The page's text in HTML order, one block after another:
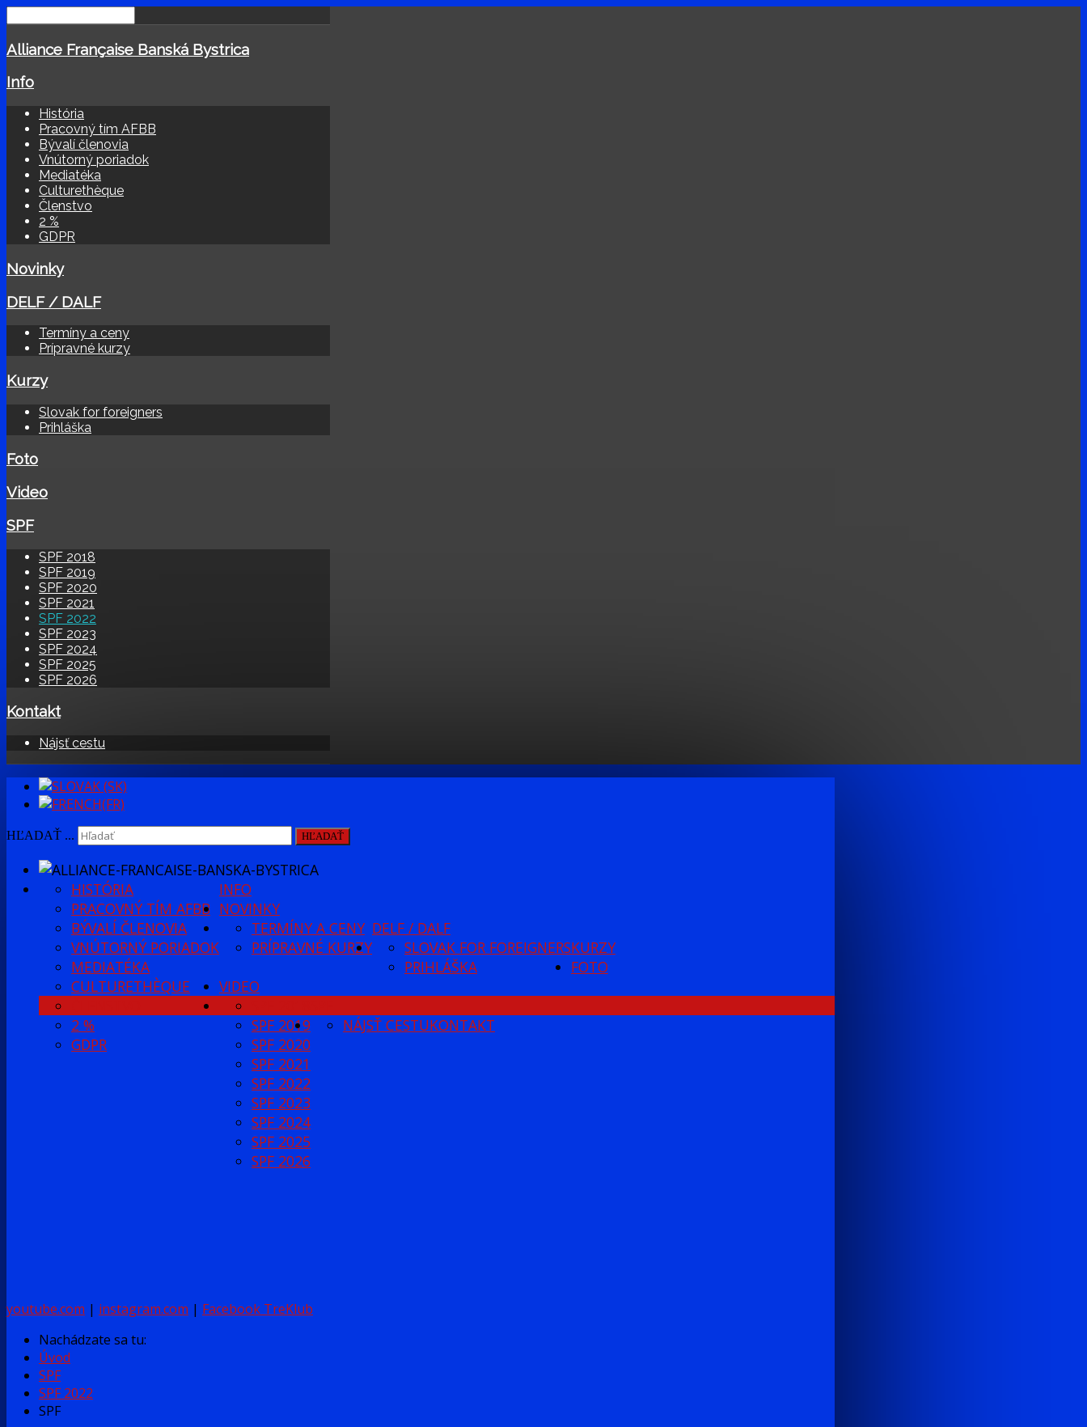
Alliance Française Banská Bystrica
Info
História
Pracovný tím AFBB
Bývalí členovia
Vnútorný poriadok
Mediatéka
Culturethèque
Členstvo
2 %
GDPR
Novinky
DELF / DALF
Termíny a ceny
Prípravné kurzy
Kurzy
Slovak for foreigners
Prihláška
Foto
Video
SPF
SPF 2018
SPF 2019
SPF 2020
SPF 2021
SPF 2022
SPF 2023
SPF 2024
SPF 2025
SPF 2026
Kontakt
Nájsť cestu
HĽADAŤ ... HĽADAŤ
INFO
HISTÓRIA
PRACOVNÝ TÍM AFBB
BÝVALÍ ČLENOVIA
VNÚTORNÝ PORIADOK
MEDIATÉKA
CULTURETHÈQUE
2 %
GDPR
NOVINKY
DELF / DALF
TERMÍNY A CENY
PRÍPRAVNÉ KURZY
KURZY
SLOVAK FOR FOREIGNERS
PRIHLÁŠKA
FOTO
VIDEO
SPF 2019
SPF 2020
SPF 2021
SPF 2022
SPF 2023
SPF 2024
SPF 2025
SPF 2026
KONTAKT
NÁJSŤ CESTU
youtube.com | instagram.com | Facebook TreKlub
Nachádzate sa tu:
Úvod
SPF
SPF 2022
SPF